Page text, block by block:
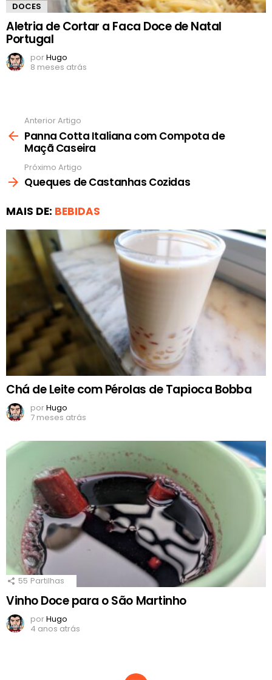
DOCES
Aletria de Cortar a Faca Doce de Natal
Portugal
porHugo
8 meses atrás
mais
Anterior Artigo
Panna Cotta Italiana com Compota de
Maçã Caseira
Próximo Artigo
Queques de Castanhas Cozidas
MAIS DE: BEBIDAS
Chá de Leite com Pérolas de Tapioca Bobba
porHugo
7 meses atrás
55 Partilhas
Vinho Doce para o São Martinho
porHugo
4 anos atrás